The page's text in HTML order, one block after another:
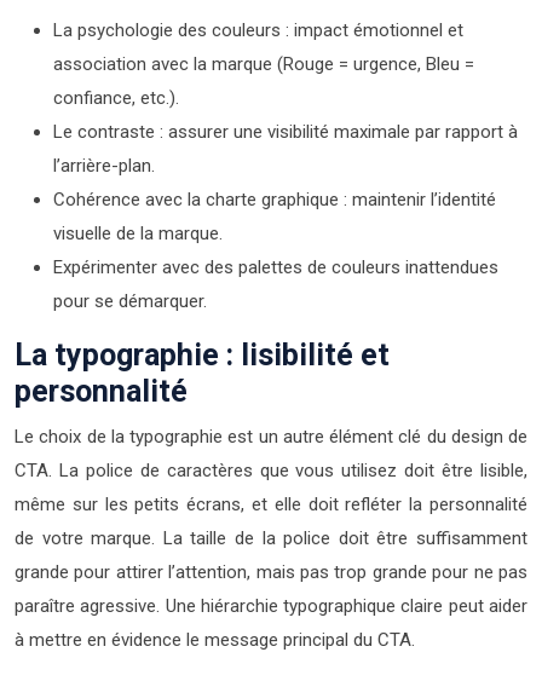
La psychologie des couleurs : impact émotionnel et
association avec la marque (Rouge = urgence, Bleu =
confiance, etc.).
Le contraste : assurer une visibilité maximale par rapport à
l’arrière-plan.
Cohérence avec la charte graphique : maintenir l’identité
visuelle de la marque.
Expérimenter avec des palettes de couleurs inattendues
pour se démarquer.
La typographie : lisibilité et
personnalité
Le choix de la typographie est un autre élément clé du design de
CTA. La police de caractères que vous utilisez doit être lisible,
même sur les petits écrans, et elle doit refléter la personnalité
de votre marque. La taille de la police doit être suffisamment
grande pour attirer l’attention, mais pas trop grande pour ne pas
paraître agressive. Une hiérarchie typographique claire peut aider
à mettre en évidence le message principal du CTA.